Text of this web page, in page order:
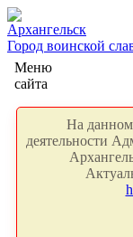
Архангельск
Город воинской
Меню
сайта
На
деятельности